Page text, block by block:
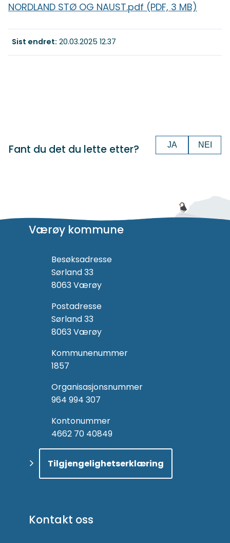
NORDLAND STØ OG NAUST.pdf (PDF, 3 MB)
Sist endret 20.03.2025 12.37
Fant du det du lette etter? JA NEI
Værøy kommune
Besøksadresse
Sørland 33
8063 Værøy
Postadresse
Sørland 33
8063 Værøy
Kommunenummer
1857
Organisasjonsnummer
964 994 307
Kontonummer
4662 70 40849
Tilgjengelighetserklæring
Kontakt oss